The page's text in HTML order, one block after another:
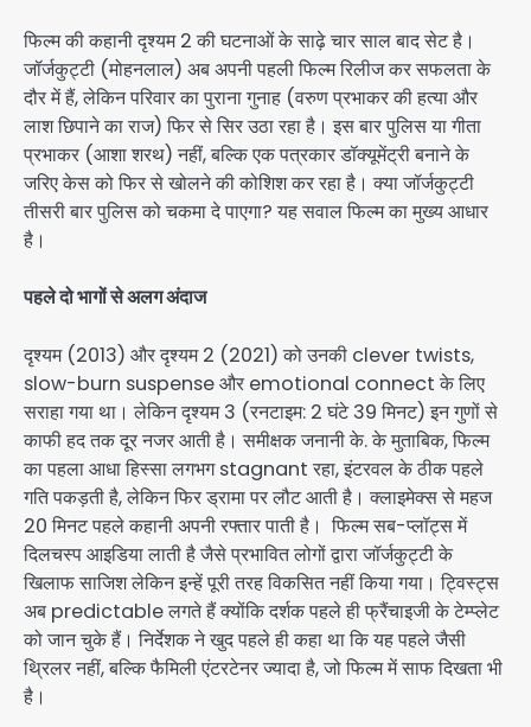
फिल्म की कहानी दृश्यम 2 की घटनाओं के साढ़े चार साल बाद सेट है।
जॉर्जकुट्टी (मोहनलाल) अब अपनी पहली फिल्म रिलीज कर सफलता के
दौर में हैं, लेकिन परिवार का पुराना गुनाह (वरुण प्रभाकर की हत्या और
लाश छिपाने का राज) फिर से सिर उठा रहा है। इस बार पुलिस या गीता
प्रभाकर (आशा शरथ) नहीं, बल्कि एक पत्रकार डॉक्यूमेंट्री बनाने के
जरिए केस को फिर से खोलने की कोशिश कर रहा है। क्या जॉर्जकुट्टी
तीसरी बार पुलिस को चकमा दे पाएगा? यह सवाल फिल्म का मुख्य आधार
है।
पहले दो भागों से अलग अंदाज
दृश्यम (2013) और दृश्यम 2 (2021) को उनकी clever twists,
slow-burn suspense और emotional connect के लिए
सराहा गया था। लेकिन दृश्यम 3 (रनटाइम: 2 घंटे 39 मिनट) इन गुणों से
काफी हद तक दूर नजर आती है। समीक्षक जनानी के. के मुताबिक, फिल्म
का पहला आधा हिस्सा लगभग stagnant रहा, इंटरवल के ठीक पहले
गति पकड़ती है, लेकिन फिर ड्रामा पर लौट आती है। क्लाइमेक्स से महज
20 मिनट पहले कहानी अपनी रफ्तार पाती है। फिल्म सब-प्लॉट्स में
दिलचस्प आइडिया लाती है जैसे प्रभावित लोगों द्वारा जॉर्जकुट्टी के
खिलाफ साजिश लेकिन इन्हें पूरी तरह विकसित नहीं किया गया। ट्विस्ट्स
अब predictable लगते हैं क्योंकि दर्शक पहले ही फ्रैंचाइजी के टेम्प्लेट
को जान चुके हैं। निर्देशक ने खुद पहले ही कहा था कि यह पहले जैसी
थ्रिलर नहीं, बल्कि फैमिली एंटरटेनर ज्यादा है, जो फिल्म में साफ दिखता भी
है।